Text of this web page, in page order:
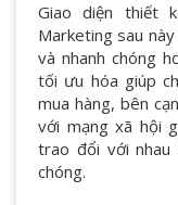
Giao diện thiết
Marketing sau
và nhanh chóng
tối ưu hóa giúp
mua hàng, bên
với mạng xã hội
trao đổi với nhau
chóng.